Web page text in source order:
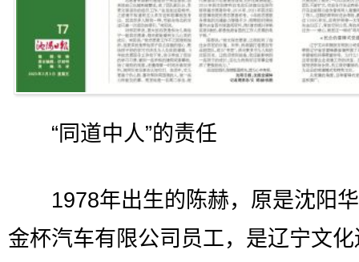
“同道中人”的责任
1978年出生的陈赫，原是沈阳
金杯汽车有限公司员工，是辽宁文